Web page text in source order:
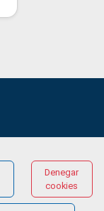
Denegar
cookies